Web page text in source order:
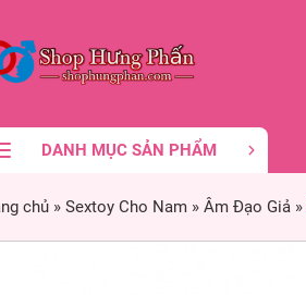
DANH MỤC SẢN PHẨM
chủ » Sextoy Cho Nam » Âm Đạo Giả »